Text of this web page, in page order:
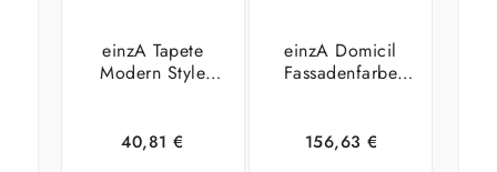
einzA Tapete
Modern Style
40,81€
einzA Domicil
Fassadenfarbe
156,63€